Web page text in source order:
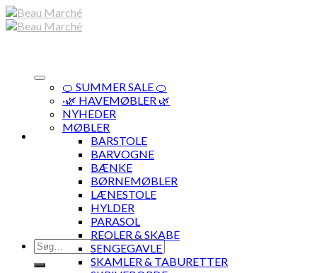
Skip
to
Søg
efter:
🍊 SUMMER SALE 🍊
·🌿 HAVEMØBLER 🌿
NYHEDER
MØBLER
BARSTOLE
BARVOGNE
BÆNKE
BØRNEMØBLER
LÆNESTOLE
HYLDER
PARASOL
REOLER & SKABE
SENGEGAVLE
SKAMLER & TABURETTER